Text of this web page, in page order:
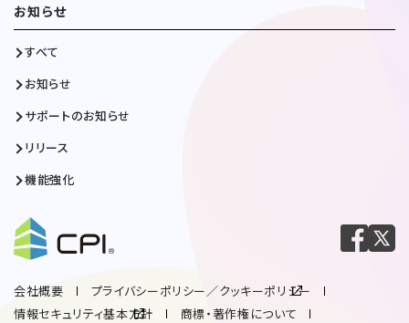
お知らせ
すべて
お知らせ
サポートのお知らせ
リリース
機能強化
会社概要
プライバシーポリシー／クッキーポリシー
情報セキュリティ基本方針
商標・著作権について